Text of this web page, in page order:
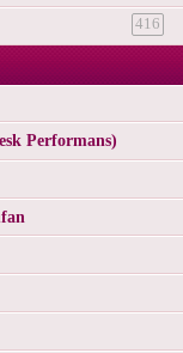
416
Performans)